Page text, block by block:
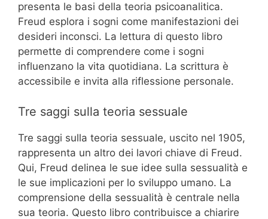
presenta le basi della teoria psicoanalitica.
Freud esplora i sogni come manifestazioni dei
desideri inconsci. La lettura di questo libro
permette di comprendere come i sogni
influenzano la vita quotidiana. La scrittura è
accessibile e invita alla riflessione personale.
Tre saggi sulla teoria sessuale
Tre saggi sulla teoria sessuale, uscito nel 1905,
rappresenta un altro dei lavori chiave di Freud.
Qui, Freud delinea le sue idee sulla sessualità e
le sue implicazioni per lo sviluppo umano. La
comprensione della sessualità è centrale nella
sua teoria. Questo libro contribuisce a chiarire